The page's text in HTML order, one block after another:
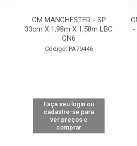
CM MANCHESTER - SP
33cm X 1,98m X 1,58m LBC
CN6
Código: PA79446
Faça seu login ou
cadastre-se para
ver preços e
comprar
-